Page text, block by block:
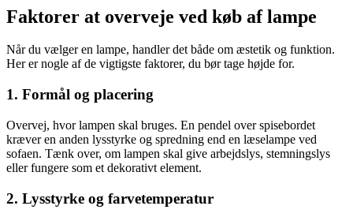
Faktorer at overveje ved køb af lampe
Når du vælger en lampe, handler det både om æstetik og funktion.
Her er nogle af de vigtigste faktorer, du bør tage højde for.
1. Formål og placering
Overvej, hvor lampen skal bruges. En pendel over spisebordet
kræver en anden lysstyrke og spredning end en læselampe ved
sofaen. Tænk over, om lampen skal give arbejdslys, stemningslys
eller fungere som et dekorativt element.
2. Lysstyrke og farvetemperatur